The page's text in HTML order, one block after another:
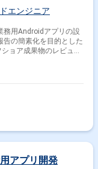
エンジニア
務用Androidアプリの設
告の簡素化を目的とした
ョア成果物のレビュー
アプリ開発